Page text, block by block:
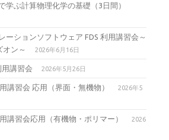
学ぶ計算物理化学の基礎（3日間）
ーションソフトウェア FDS 利用講習会～
ン～
2026年6月16日
用講習会 2026年5月26日
講習会 応用（界面・無機物）
2026年5
講習会応用（有機物・ポリマー）
2026